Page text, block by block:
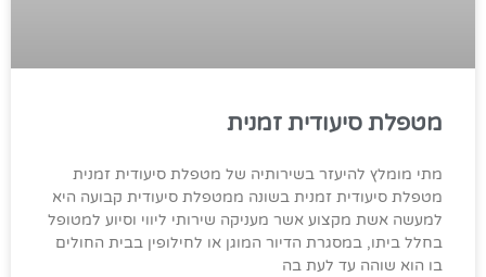
מטפלת סיעודית זמנית
מתי מומלץ להיעזר בשירותיה של מטפלת סיעודית זמנית
מטפלת סיעודית זמנית בשונה ממטפלת סיעודית קבועה היא
למעשה אשת מקצוע אשר מעניקה שירותי ליווי וסיוע למטופל
בחלל ביתו, במסגרת הדיור המוגן או לחילופין בבית החולים
בו הוא שוהה עד לעת בה